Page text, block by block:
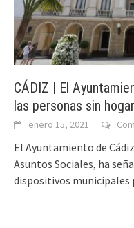
CÁDIZ | El
las personas sin
enero 15, 2021
El Ayuntamiento de
Asuntos Sociales, ha
dispositivos municipales